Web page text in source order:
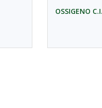
OSSIGENO